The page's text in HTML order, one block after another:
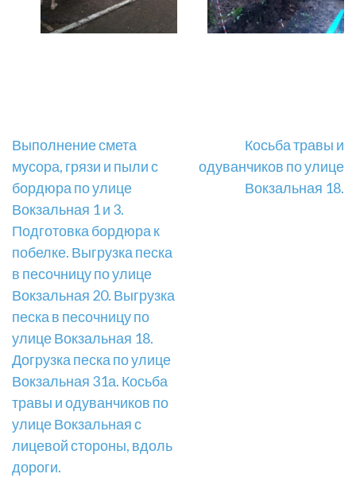
Навигация
по
записям
Выполнение смета
мусора, грязи и пыли с
бордюра по улице
Вокзальная 1 и 3.
Подготовка бордюра к
побелке. Выгрузка песка
в песочницу по улице
Вокзальная 20. Выгрузка
песка в песочницу по
улице Вокзальная 18.
Догрузка песка по улице
Вокзальная 31а. Косьба
травы и одуванчиков по
улице Вокзальная с
лицевой стороны, вдоль
дороги.
Косьба травы и
одуванчиков по улице
Вокзальная 18.